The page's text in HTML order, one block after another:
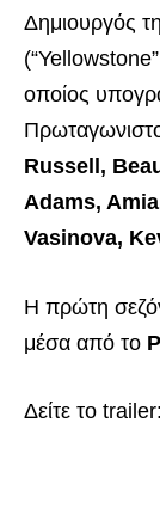
Δημιουργός
οποίος
Russell,
Adams,
Vasinova,
Η πρώτη
μέσα από το
Δείτε το trailer: